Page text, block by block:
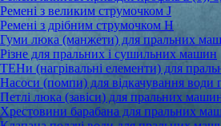
Ремені з великим струмочком J
Ремені з дрібним струмочком Н
Гуми люка (манжети) для пральних
Різне для пральних і сушильних машин
ТЕНи (нагрівальні елементи) для
Насоси (помпи) для відкачування
Петлі люка (завіси) для пральних
Хрестовини барабана для пральних